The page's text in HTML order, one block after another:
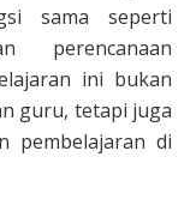
sama seperti
perencanaan
ini bukan
guru, tetapi juga
pembelajaran di